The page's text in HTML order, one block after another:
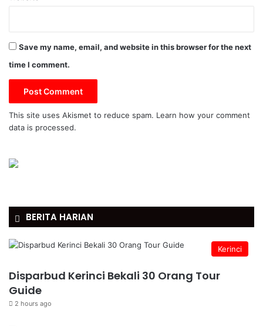
Save my name, email, and website in this browser for the next
time I comment.
This site uses Akismet to reduce spam. Learn how your comment
data is processed.
BERITA HARIAN
Kerinci
Disparbud Kerinci Bekali 30 Orang Tour
Guide
2 hours ago